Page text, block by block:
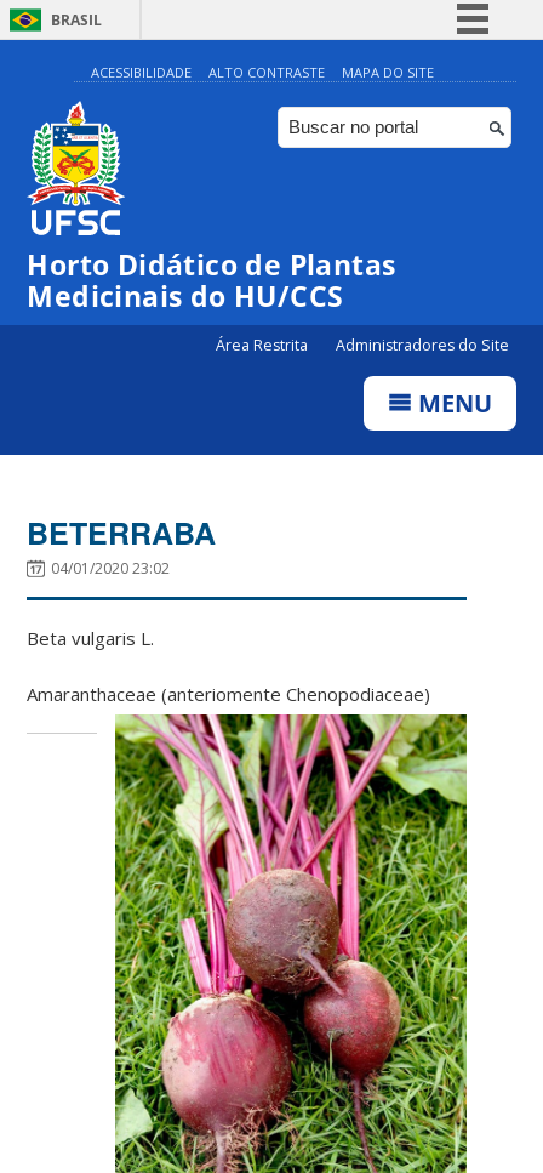
BRASIL
Simplifique!
Comunica BR
Participe
Canais
ACESSIBILIDADE ALTO CONTRASTE MAPA DO SITE
Horto Didático de Plantas
Medicinais do HU/CCS
Área Restrita Administradores do Site
MENU
BETERRABA
04/01/2020 23:02
Beta vulgaris L .
Amaranthaceae (anteriomente Chenopodiaceae)